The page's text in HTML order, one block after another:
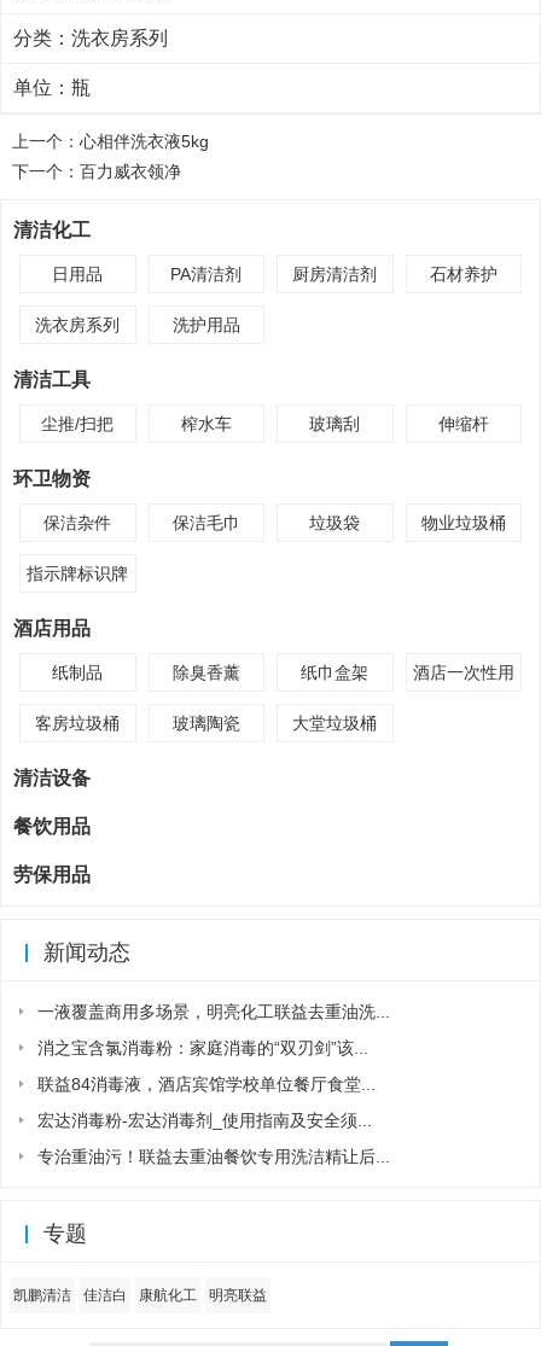
分类： 洗衣房系列
单位：瓶
上一个： 心相伴洗衣液5kg
下一个： 百力威衣领净
清洁化工
日用品 PA清洁剂 厨房清洁剂 石材养护
洗衣房系列 洗护用品
清洁工具
尘推/扫把 榨水车 玻璃刮 伸缩杆
环卫物资
保洁杂件 保洁毛巾 垃圾袋 物业垃圾桶
指示牌标识牌
酒店用品
纸制品 除臭香薰 纸巾盒架
酒店一次性用
客房垃圾桶 玻璃陶瓷 大堂垃圾桶
清洁设备
餐饮用品
劳保用品
新闻动态
一液覆盖商用多场景，明亮化工联益去重油洗...
消之宝含氯消毒粉：家庭消毒的“双刃剑”该...
联益84消毒液，酒店宾馆学校单位餐厅食堂...
宏达消毒粉-宏达消毒剂_使用指南及安全须...
专治重油污！联益去重油餐饮专用洗洁精让后...
专题
凯鹏清洁 佳洁白 康航化工 明亮联益